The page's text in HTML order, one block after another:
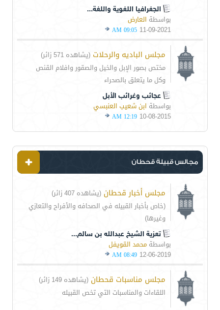
الجغرافيا اللغوية واللغة...
بواسطة العارض
11-09-2021
09:05 AM
مجلس الباديه والرحلات (يشاهده 571 زائر)
مختص بصور الإبل والخيل والصقور وافلام القنص
وكل ما يتعلق بالصحراء
عجائب وغرائب الأبل
بواسطة ابن شعيب العنبسي
10-08-2015
12:19 AM
مجالس قبيلة قحطان
مجلس أخبار قحطان (يشاهده 407 زائر)
(خاص بأخبار القبيله في الصحافه والأفراح والتعازي
وغيرها)
تعزية الشيخ عبدالله بن سالم...
بواسطة محمد القويفل
12-06-2019
08:49 AM
مجلس مناسبات قحطان (يشاهده 149 زائر)
اللقاءات والمناسبات التي تخص القبيله